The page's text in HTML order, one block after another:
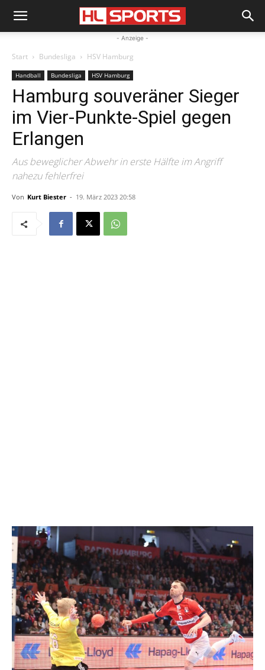
- Anzeige -
Start Bundesliga HSV Hamburg
Handball Bundesliga HSV Hamburg
Hamburg souveräner Sieger
im Vier-Punkte-Spiel gegen
Erlangen
Aus beweglicher Abwehr in erste Hälfte im Angriff
nahezu fehlerfrei
Von Kurt Biester - 19. März 2023 20:58